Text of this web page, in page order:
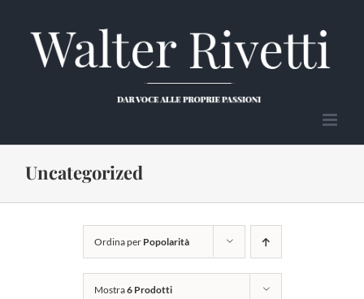
contenuto
Uncategorized
Ordina per Popolarità
Mostra6 Prodotti